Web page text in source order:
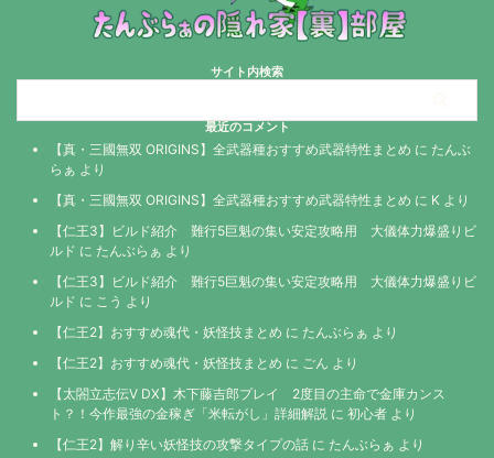
サイト内検索
最近のコメント
【真・三國無双 ORIGINS】全武器種おすすめ武器特性まとめ に たんぶ
らぁ より
【真・三國無双 ORIGINS】全武器種おすすめ武器特性まとめ に K より
【仁王3】ビルド紹介 難行5巨魁の集い安定攻略用 大儀体力爆盛りビ
ルド に たんぶらぁ より
【仁王3】ビルド紹介 難行5巨魁の集い安定攻略用 大儀体力爆盛りビ
ルド に こう より
【仁王2】おすすめ魂代・妖怪技まとめ に たんぶらぁ より
【仁王2】おすすめ魂代・妖怪技まとめ に ごん より
【太閤立志伝V DX】木下藤吉郎プレイ 2度目の主命で金庫カンス
ト？！今作最強の金稼ぎ「米転がし」詳細解説 に 初心者 より
【仁王2】解り辛い妖怪技の攻撃タイプの話 に たんぶらぁ より